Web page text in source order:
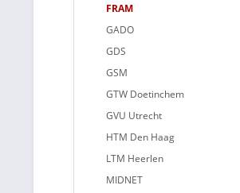
FRAM
GADO
GDS
GSM
GTW Doetinchem
GVU Utrecht
HTM Den Haag
LTM Heerlen
MIDNET